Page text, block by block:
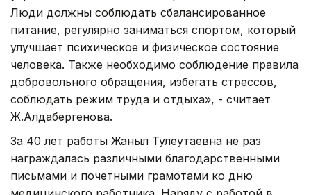
Люди должны соблюдать сбалансированное
питание, регулярно заниматься спортом, который
улучшает психическое и физическое состояние
человека. Также необходимо соблюдение правила
добровольного обращения, избегать стрессов,
соблюдать режим труда и отдыха», - считает
Ж.Алдабергенова.
За 40 лет работы Жаныл Тулеутаевна не раз
награждалась различными благодарственными
письмами и почетными грамотами ко дню